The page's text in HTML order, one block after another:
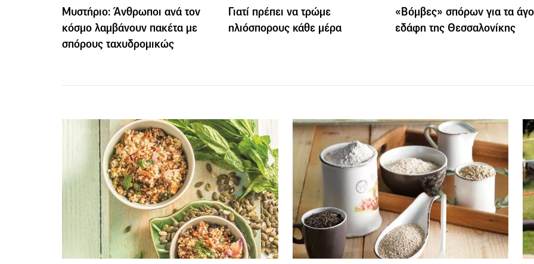
Μυστήριο: Άνθρωποι ανά τον
κόσμο λαμβάνουν πακέτα με
σπόρους ταχυδρομικώς
Γιατί πρέπει να τρώμε
ηλιόσπορους κάθε μέρα
«Βόμβες» σπόρων για τα
εδάφη της Θεσσαλονίκης